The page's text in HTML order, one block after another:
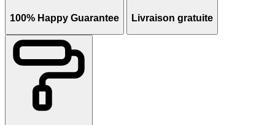
100% Happy Guarantee Livraison gratuite